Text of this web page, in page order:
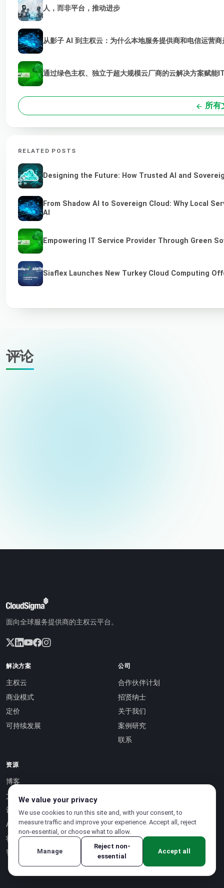
人，而非平台，推动进步
从影子 AI 到主权云：为什么本地服务提供商和电信运营
通过绿色主权、独立于超大规模云厂商的云解决方案赋能
所有
RELATED POSTS
Designing the Future: How Trusted AI and
From Shadow AI to Sovereign Cloud: Why Local
AI
Empowering IT Service Provider Through Green
Siaflex Launches New Turkey Cloud Computing
评论
面向全球服务提供商的主权云平台。
解决方案
主权云
商业模式
定价
可持续发展
公司
合作伙伴计划
招贤纳士
关于我们
案例研究
联系
资源
博客
文档
认证
API 参考 ↗
状态页面 ↗
智能即服务 ↗
We value your privacy
We use cookies to run this site and, with your consent, to
measure traffic and improve your experience. Accept all, reject
non-essential, or choose what to allow.
Manage
Reject non-
essential
Accept all